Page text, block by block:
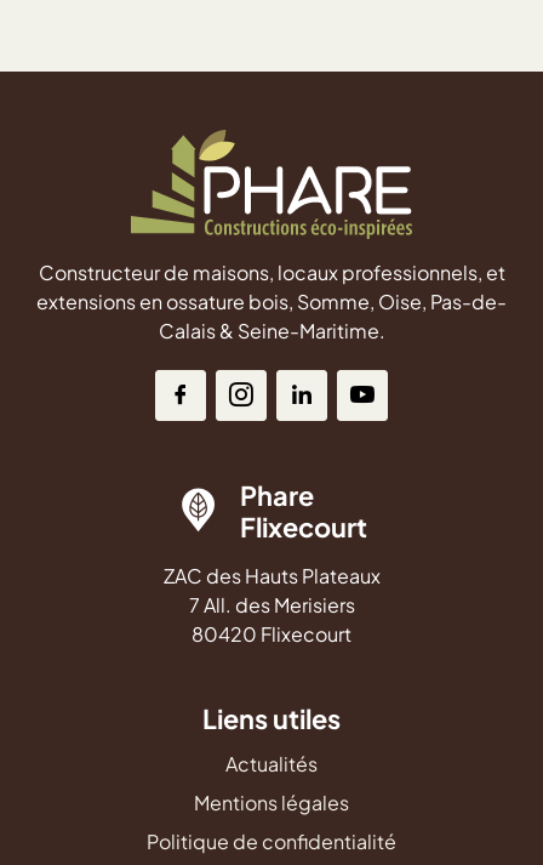
Constructeur de maisons, locaux professionnels, et
extensions en ossature bois, Somme, Oise, Pas-de-
Calais & Seine-Maritime.
Phare
Flixecourt
ZAC des Hauts Plateaux
7 All. des Merisiers
80420 Flixecourt
Liens utiles
Actualités
Mentions légales
Politique de confidentialité